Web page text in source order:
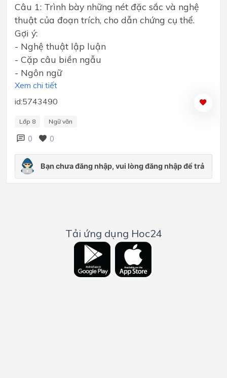
Câu 1: Trình bày những nét đặc sắc và nghệ
thuật của đoạn trích, cho dẫn chứng cụ thể.
Gợi ý:
- Nghệ thuật lập luận
- Cặp câu biền ngẫu
- Ngôn ngữ
Xem chi tiết
id:5743490
Lớp 8 Ngữ văn
0 0
Tải ứng dụng Hoc24